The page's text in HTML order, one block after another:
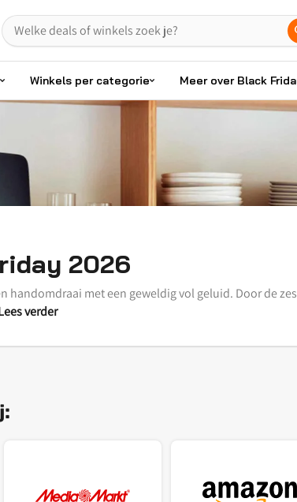
Winkels per categorie Meer over Black
2026
handomdraai met een geweldig vol geluid. Door de
verder